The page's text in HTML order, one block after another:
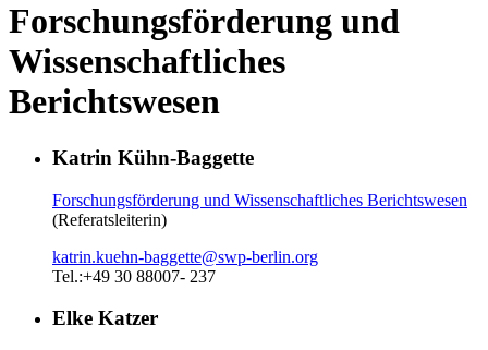
Forschungsförderung und
Wissenschaftliches
Berichtswesen
Katrin Kühn-Baggette
Forschungsförderung und Wissenschaftliches Berichtswesen
(Referatsleiterin)
katrin.kuehn-baggette@swp-berlin.org
Tel.:+49 30 88007- 237
Elke Katzer